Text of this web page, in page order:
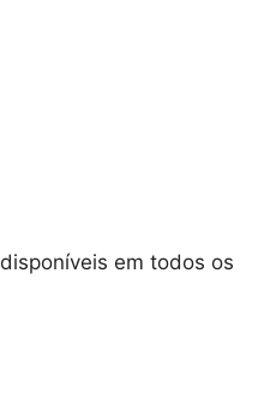
em todos os